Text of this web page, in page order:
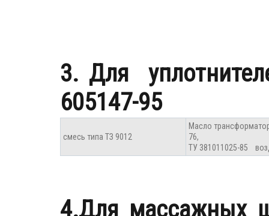
3. Для
605147-95
смесь типа ТЗ 9012
Масло
76,
ТУ 381011025-85
4.Для массажных